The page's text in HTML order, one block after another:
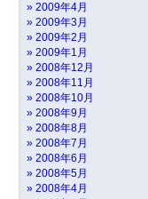
2009年4月
2009年3月
2009年2月
2009年1月
2008年12月
2008年11月
2008年10月
2008年9月
2008年8月
2008年7月
2008年6月
2008年5月
2008年4月